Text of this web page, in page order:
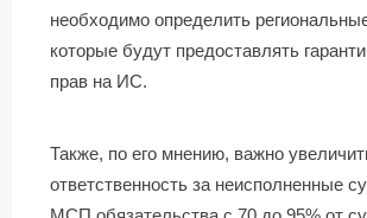
необходимо определить
которые будут предоставлять
прав на ИС.
Также, по его мнению, важно
ответственность за неисполненные